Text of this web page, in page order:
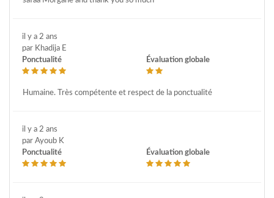
il y a 2 ans
par Khadija E
Ponctualité
Évaluation globale
Humaine. Très compétente et respect de la ponctualité
il y a 2 ans
par Ayoub K
Ponctualité
Évaluation globale